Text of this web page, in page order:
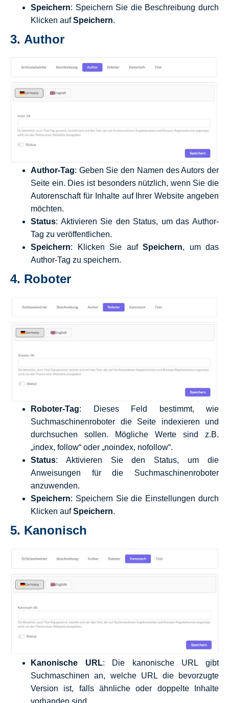
Speichern: Speichern Sie die Beschreibung durch
Klicken aufSpeichern.
3. Author
Author-Tag: Geben Sie den Namen des Autors der
Seite ein. Dies ist besonders nützlich, wenn Sie die
Autorenschaft für Inhalte auf Ihrer Website angeben
möchten.
Status: Aktivieren Sie den Status, um das Author-
Tag zu veröffentlichen.
Speichern: Klicken Sie auf Speichern, um das
Author-Tag zu speichern.
4. Roboter
Roboter-Tag: Dieses Feld bestimmt, wie
Suchmaschinenroboter die Seite indexieren und
durchsuchen sollen. Mögliche Werte sind z.B.
„index, follow“ oder „noindex, nofollow“.
Status: Aktivieren Sie den Status, um die
Anweisungen für die Suchmaschinenroboter
anzuwenden.
Speichern: Speichern Sie die Einstellungen durch
Klicken aufSpeichern.
5. Kanonisch
Kanonische URL: Die kanonische URL gibt
Suchmaschinen an, welche URL die bevorzugte
Version ist, falls ähnliche oder doppelte Inhalte
vorhanden sind.